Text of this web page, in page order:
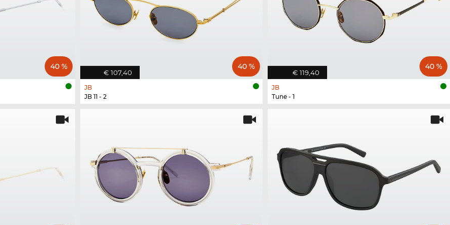
40 %
€ 107,40
40 %
JB
JB 11 - 2
€ 119,40
40 %
JB
Tune - 1